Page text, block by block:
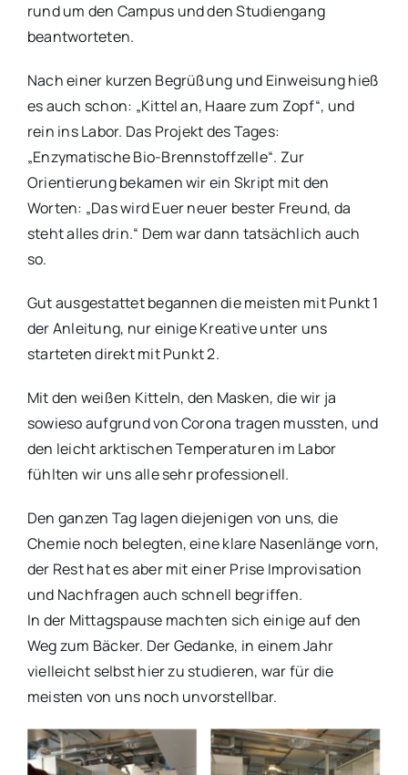
rund um den Campus und den Studiengang
beantworteten.
Nach einer kurzen Begrüßung und Einweisung hieß
es auch schon: „Kittel an, Haare zum Zopf“, und
rein ins Labor. Das Projekt des Tages:
„Enzymatische Bio-Brennstoffzelle“. Zur
Orientierung bekamen wir ein Skript mit den
Worten: „Das wird Euer neuer bester Freund, da
steht alles drin.“ Dem war dann tatsächlich auch
so.
Gut ausgestattet begannen die meisten mit Punkt 1
der Anleitung, nur einige Kreative unter uns
starteten direkt mit Punkt 2.
Mit den weißen Kitteln, den Masken, die wir ja
sowieso aufgrund von Corona tragen mussten, und
den leicht arktischen Temperaturen im Labor
fühlten wir uns alle sehr professionell.
Den ganzen Tag lagen diejenigen von uns, die
Chemie noch belegten, eine klare Nasenlänge vorn,
der Rest hat es aber mit einer Prise Improvisation
und Nachfragen auch schnell begriffen.
In der Mittagspause machten sich einige auf den
Weg zum Bäcker. Der Gedanke, in einem Jahr
vielleicht selbst hier zu studieren, war für die
meisten von uns noch unvorstellbar.